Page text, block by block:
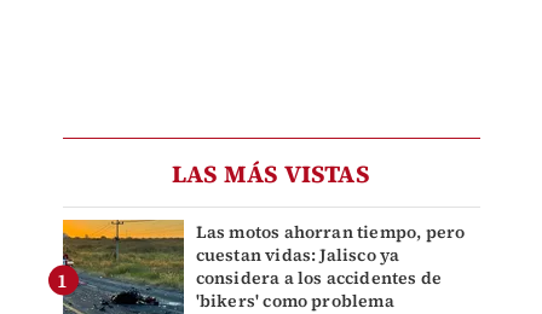
LAS MÁS VISTAS
Las motos ahorran tiempo, pero
cuestan vidas: Jalisco ya
considera a los accidentes de
'bikers' como problema